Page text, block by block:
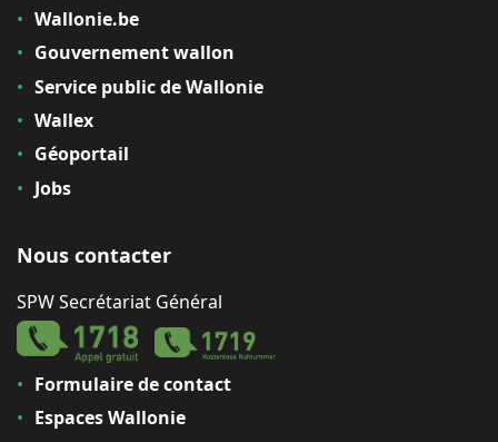
Wallonie.be
Gouvernement wallon
Service public de Wallonie
Wallex
Géoportail
Jobs
Nous contacter
SPW Secrétariat Général
Formulaire de contact
Espaces Wallonie